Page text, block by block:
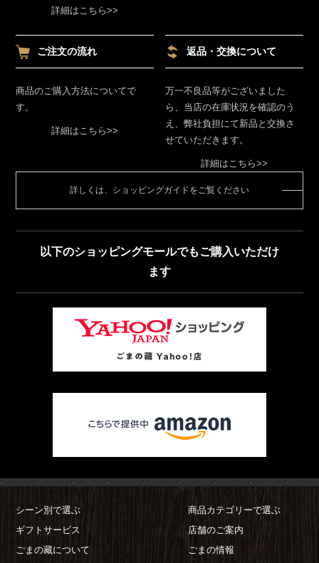
詳細はこちら>>
ご注文の流れ
商品のご購入方法についてで
す。
詳細はこちら>>
返品・交換について
万一不良品等がございました
ら、当店の在庫状況を確認のう
え、弊社負担にて新品と交換さ
せていただきます。
詳細はこちら>>
詳しくは、ショッピングガイドをご覧ください
以下のショッピングモールでもご購入いただけ
ます
シーン別で選ぶ
商品カテゴリーで選ぶ
ギフトサービス
店舗のご案内
ごまの藏について
ごまの情報